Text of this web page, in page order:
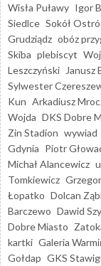
Wisła Puławy Igor
Siedlce Sokół
Grudziądz obóz
Skiba plebiscyt
Leszczyński
Janusz
Sylwester
Kun Arkadiusz
Wojda DKS Dobre
Zin Stadion wywiad
Gdynia Piotr
Michał Alancewicz
Tomkiewicz
Łopatko Dolcan
Barczewo Dawid
Dobre Miasto
kartki Galeria
Gołdap GKS